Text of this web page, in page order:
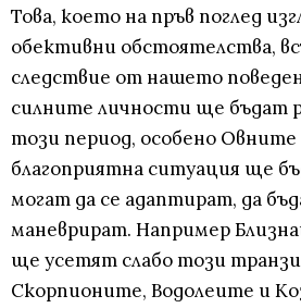
Това, което на пръв поглед
обективни обстоятелства,
следствие от нашето
силните личности ще бъдат
този период, особено Овните
благоприятна ситуация ще
могат да се адаптират, да
маневрират. Например
ще усетят слабо този
Скорпионите, Водолеите и